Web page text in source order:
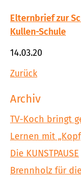
Elternbrief zur
Kullen-Schule
14.03.20
Zurück
Archiv
TV-Koch bringt
Lernen mit
Die KUNSTPAUSE
Brennholz für